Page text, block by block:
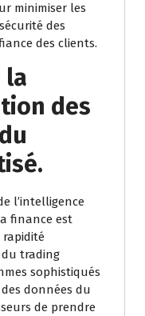
minimiser les
des
des clients.
la
des
l’intelligence
finance est
rapidité
du trading
sophistiqués
données du
de prendre